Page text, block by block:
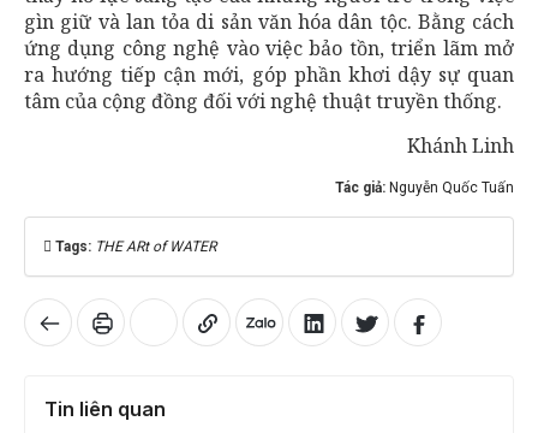
gìn giữ và lan tỏa di sản văn hóa dân tộc. Bằng cách
ứng dụng công nghệ vào việc bảo tồn, triển lãm mở
ra hướng tiếp cận mới, góp phần khơi dậy sự quan
tâm của cộng đồng đối với nghệ thuật truyền thống.
Khánh Linh
Tác giả: Nguyễn Quốc Tuấn
Tags: THE ARt of WATER
Tin liên quan